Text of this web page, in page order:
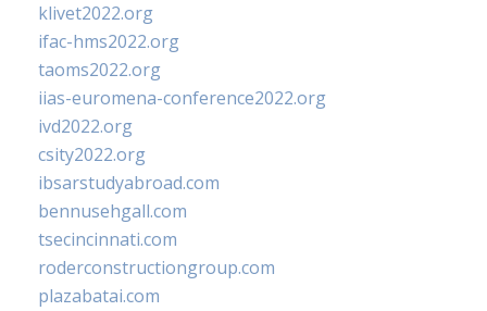
klivet2022.org
ifac-hms2022.org
taoms2022.org
iias-euromena-conference2022.org
ivd2022.org
csity2022.org
ibsarstudyabroad.com
bennusehgall.com
tsecincinnati.com
roderconstructiongroup.com
plazabatai.com